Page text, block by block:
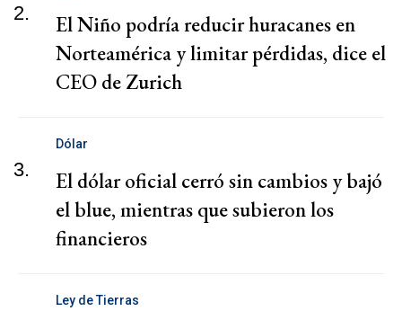
2.
El Niño podría reducir huracanes en
Norteamérica y limitar pérdidas, dice el
CEO de Zurich
3.
Dólar
El dólar oficial cerró sin cambios y bajó
el blue, mientras que subieron los
financieros
Ley de Tierras